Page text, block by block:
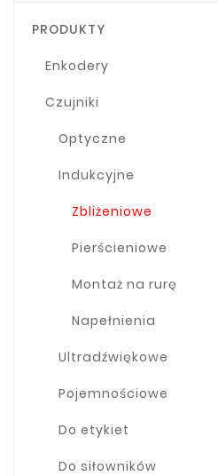
PRODUKTY
Enkodery
Czujniki
Optyczne
Indukcyjne
Zbliżeniowe
Pierścieniowe
Montaż na rurę
Napełnienia
Ultradźwiękowe
Pojemnościowe
Do etykiet
Do siłowników